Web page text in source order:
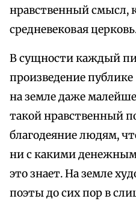
нравственный смысл,
средневековая
В сущности каждый
произведение
на земле даже
такой нравственный
благодеяние людям,
ни с какими
это знает. На земле
поэты до сих пор в